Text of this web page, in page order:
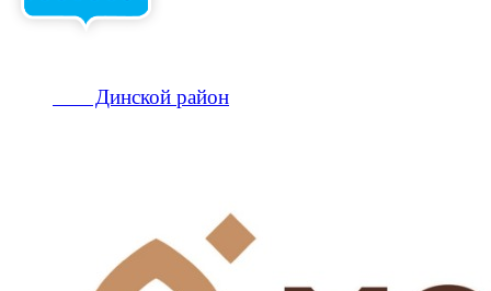
Динской район